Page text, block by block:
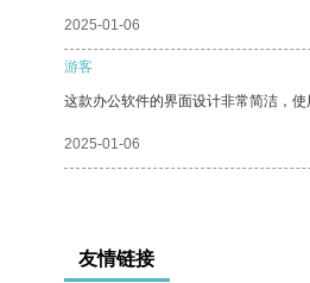
2025-01-06
游客
这款办公软件的界面设计非常简洁，
2025-01-06
友情链接